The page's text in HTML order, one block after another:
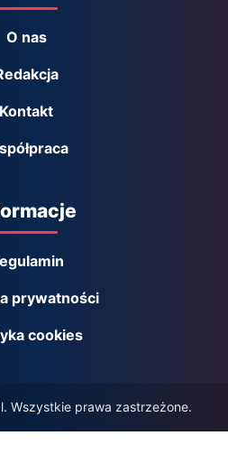
O nas
Kontakt
prywatności
cookies
Wszystkie prawa zastrzeżone.